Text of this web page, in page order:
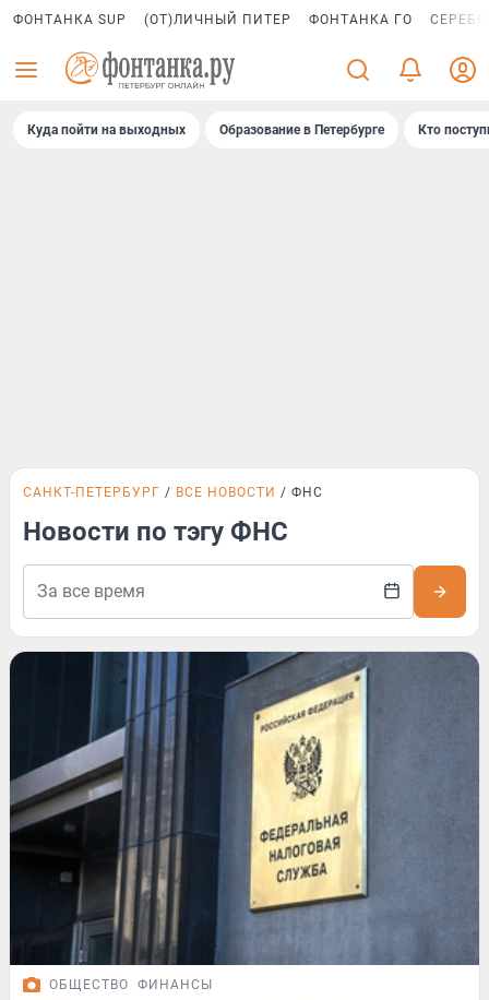
ФОНТАНКА SUP (ОТ)ЛИЧНЫЙ ПИТЕР ФОНТАНКА ГО
Куда пойти на выходных Образование в Петербурге Кто
САНКТ-ПЕТЕРБУРГ ВСЕ НОВОСТИ ФНС
Новости по тэгу ФНС
ОБЩЕСТВО ФИНАНСЫ